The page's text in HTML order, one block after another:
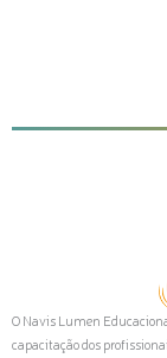
O Navis Lumen
capacitação dos